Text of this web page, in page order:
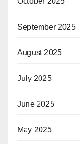
September 2025
August 2025
July 2025
June 2025
May 2025